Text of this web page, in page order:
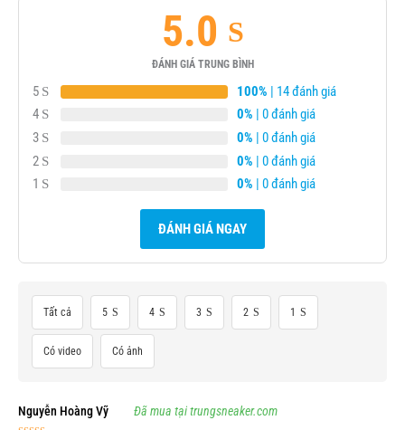
5.0
ĐÁNH GIÁ TRUNG BÌNH
5 100% | 14 đánh giá
4
0% | 0 đánh giá
3
0% | 0 đánh giá
2
0% | 0 đánh giá
1
0% | 0 đánh giá
ĐÁNH GIÁ NGAY
Tất cả 5 4 3 2 1
Có video Có ảnh
Nguyễn Hoàng Vỹ Đã mua tại trungsneaker.com